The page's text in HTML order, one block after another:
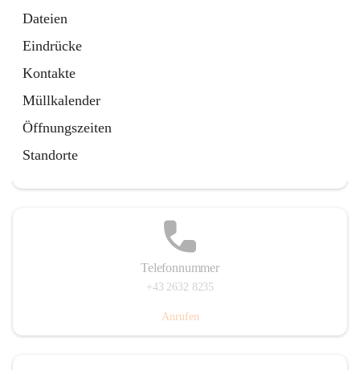
Dateien
Eindrücke
Kontakte
Müllkalender
Öffnungszeiten
Standorte
Telefonnummer
+43 2632 8235
Anrufen